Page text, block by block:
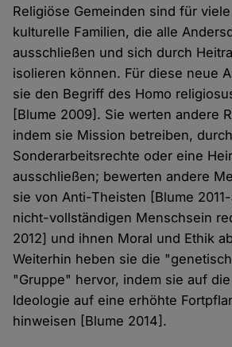
Religiöse Gemeinden sind für
kulturelle Familien, die alle
ausschließen und sich durch
isolieren können. Für diese neue
sie den Begriff des Homo
[Blume 2009]. Sie werten andere
indem sie Mission betreiben, durch
Sonderarbeitsrechte oder eine
ausschließen; bewerten andere
sie von Anti-Theisten [Blume
nicht-vollständigen Menschsein
2012] und ihnen Moral und Ethik
Weiterhin heben sie die
"Gruppe" hervor, indem sie auf
Ideologie auf eine erhöhte
hinweisen [Blume 2014].